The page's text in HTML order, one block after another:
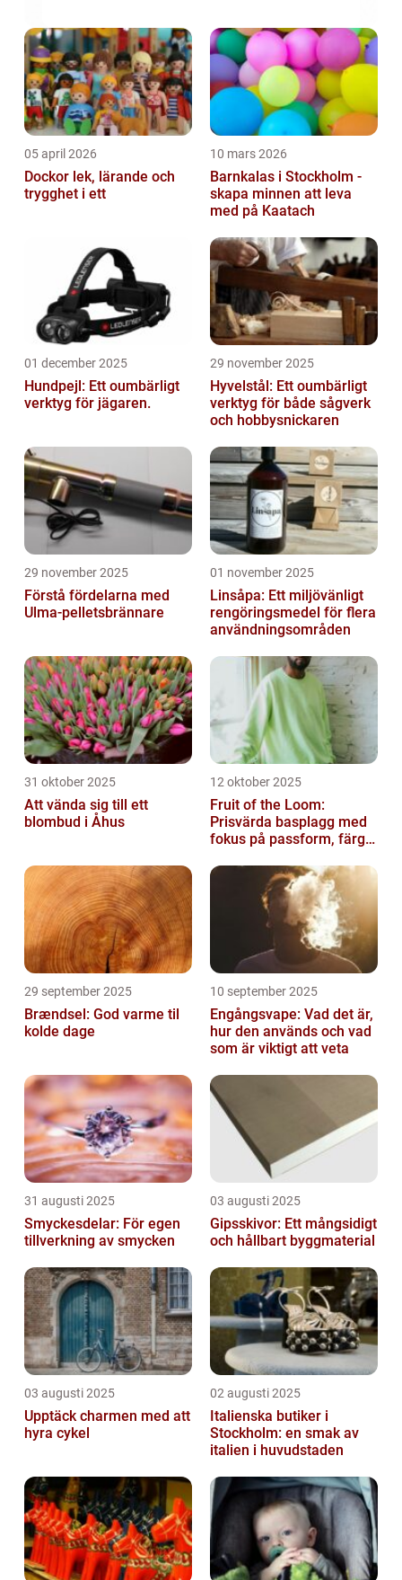
05 april 2026
Dockor lek, lärande och
trygghet i ett
10 mars 2026
Barnkalas i Stockholm -
skapa minnen att leva
med på Kaatach
01 december 2025
Hundpejl: Ett oumbärligt
verktyg för jägaren.
29 november 2025
Hyvelstål: Ett oumbärligt
verktyg för både sågverk
och hobbysnickaren
29 november 2025
Förstå fördelarna med
Ulma-pelletsbrännare
01 november 2025
Linsåpa: Ett miljövänligt
rengöringsmedel för flera
användningsområden
31 oktober 2025
Att vända sig till ett
blombud i Åhus
12 oktober 2025
Fruit of the Loom:
Prisvärda basplagg med
fokus på passform, färg
29 september 2025
Brændsel: God varme til
kolde dage
10 september 2025
Engångsvape: Vad det är,
hur den används och vad
som är viktigt att veta
31 augusti 2025
Smyckesdelar: För egen
tillverkning av smycken
03 augusti 2025
Gipsskivor: Ett mångsidigt
och hållbart byggmaterial
03 augusti 2025
Upptäck charmen med att
hyra cykel
02 augusti 2025
Italienska butiker i
Stockholm: en smak av
italien i huvudstaden